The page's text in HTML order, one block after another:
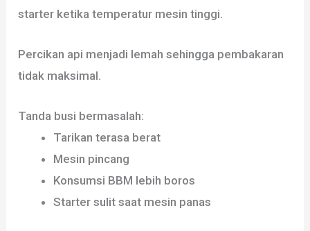
starter ketika temperatur mesin tinggi.
Percikan api menjadi lemah sehingga pembakaran
tidak maksimal.
Tanda busi bermasalah:
Tarikan terasa berat
Mesin pincang
Konsumsi BBM lebih boros
Starter sulit saat mesin panas